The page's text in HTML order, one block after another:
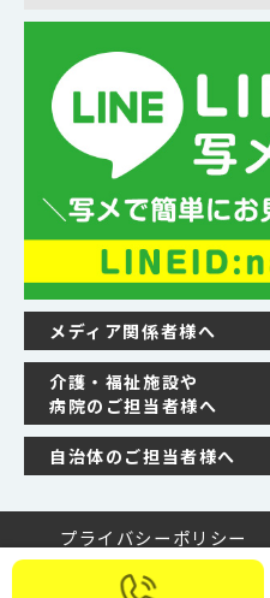
メディア関係者様へ
介護・福祉施設や
病院のご担当者様へ
自治体のご担当者様へ
プライバシーポリシー